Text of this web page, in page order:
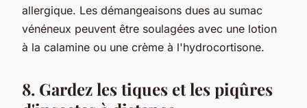
allergique. Les démangeaisons dues au sumac
vénéneux peuvent être soulagées avec une lotion
à la calamine ou une crème à l'hydrocortisone.
8. Gardez les tiques et les piqûres